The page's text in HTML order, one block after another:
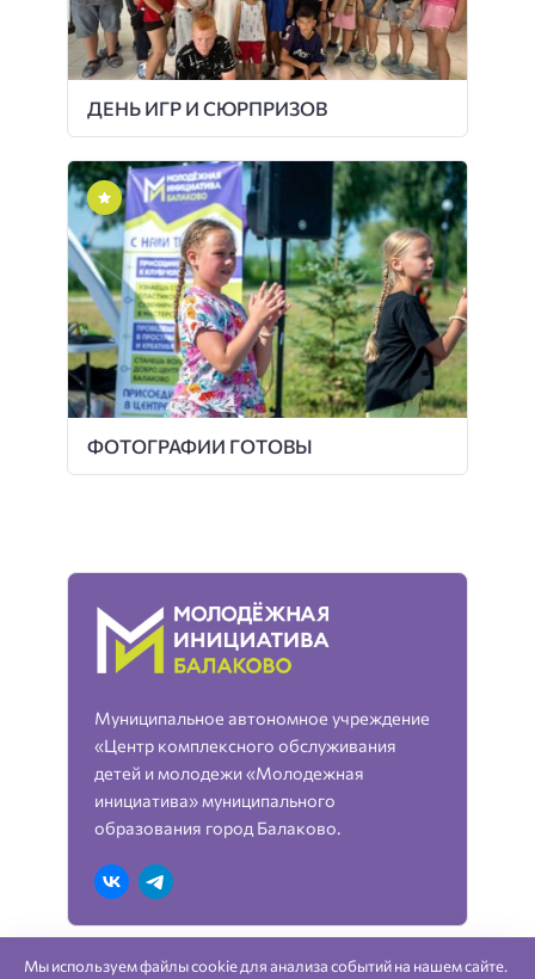
ДЕНЬ ИГР И СЮРПРИЗОВ
ФОТОГРАФИИ ГОТОВЫ
Муниципальное автономное учреждение
«Центр комплексного обслуживания
детей и молодежи «Молодежная
инициатива» муниципального
образования город Балаково.
Мы используем файлы cookie для анализа событий на нашем сайте.